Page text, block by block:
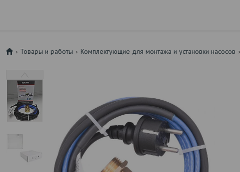
Товары и работы Комплектующие для монтажа и установки насосов